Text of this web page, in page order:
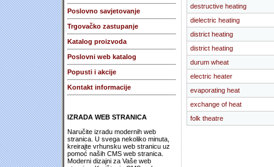
Poslovno savjetovanje
Trgovačko zastupanje
Katalog proizvoda
Poslovni web katalog
Popusti i akcije
Kontakt informacije
IZRADA WEB STRANICA
Naručite izradu modernih web
stranica. U svega nekoliko minuta,
kreirajte vrhunsku web stranicu uz
pomoć naših CMS web stranica.
Moderni dizajni za Vaše web
destructive heating
dielectric heating
district heating
district heating
durum wheat
electric heater
evaporating heat
exchange of heat
folk theatre